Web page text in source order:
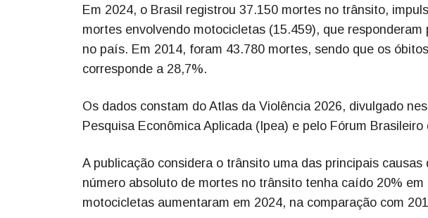
Em 2024, o Brasil registrou 37.150 mortes no trânsito,
mortes envolvendo motocicletas (15.459), que
no país. Em 2014, foram 43.780 mortes, sendo que os
corresponde a 28,7%.
Os dados constam do Atlas da Violência 2026, divulgado
Pesquisa Econômica Aplicada (Ipea) e pelo Fórum
A publicação considera o trânsito uma das principais
número absoluto de mortes no trânsito tenha caído 20%
motocicletas aumentaram em 2024, na comparação com